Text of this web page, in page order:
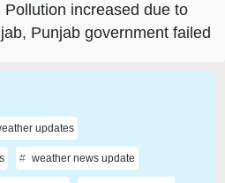
Pollution increased due to
Punjab government failed
updates
weather news update